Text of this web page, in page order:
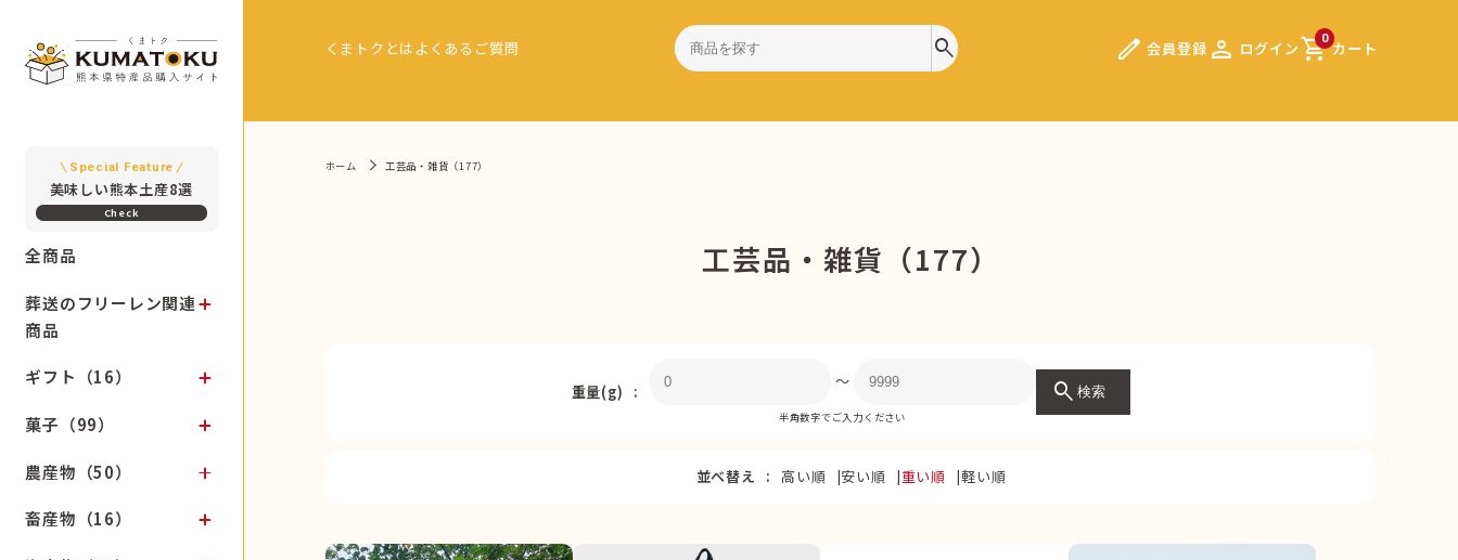
Special Feature
美味しい熊本土産8選
全商品
葬送のフリーレン関連
商品
ギフト（16）
菓子（99）
農産物（50）
畜産物（16）
くまトクとは よくあるご質問 search edit 会員登録 person ログイン 0
shopping_cartカート
ホーム 工芸品・雑貨（177）
工芸品・雑貨（177）
重量(g)
〜
半角数字でご入力ください
search 検索
並べ替え 高い順 安い順 重い順 軽い順